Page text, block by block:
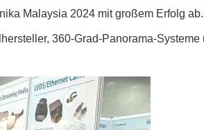
Malaysia 2024 mit großem Erfolg
360-Grad-Panorama-Systeme